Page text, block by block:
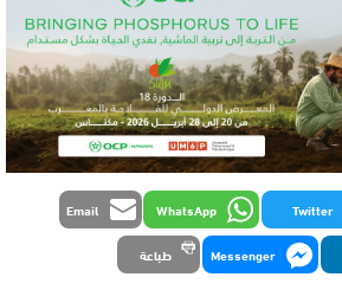
Twitter
WhatsApp
Email
Messenger طباعة